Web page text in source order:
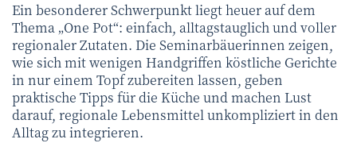
Ein besonderer Schwerpunkt liegt heuer auf dem
Thema „One Pot“: einfach, alltagstauglich und voller
regionaler Zutaten. Die Seminarbäuerinnen zeigen,
wie sich mit wenigen Handgriffen köstliche Gerichte
in nur einem Topf zubereiten lassen, geben
praktische Tipps für die Küche und machen Lust
darauf, regionale Lebensmittel unkompliziert in den
Alltag zu integrieren.